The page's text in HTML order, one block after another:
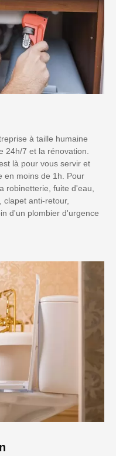
à taille humaine
24h/7 et la rénovation.
là pour vous servir et
en moins de 1h. Pour
robinetterie, fuite d'eau,
anti-retour,
d'un plombier d'urgence